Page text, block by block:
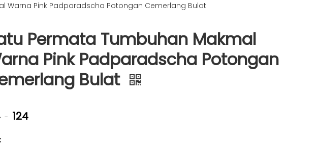
Warna Pink Padparadscha Potongan Cemerlang Bulat
Permata Tumbuhan Makmal
Pink Padparadscha Potongan
Bulat
- 124